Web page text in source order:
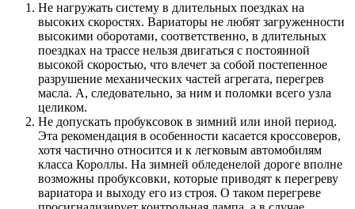
Не нагружать систему в длительных поездках на
высоких скоростях. Вариаторы не любят загруженности
высокими оборотами, соответственно, в длительных
поездках на трассе нельзя двигаться с постоянной
высокой скоростью, что влечет за собой постепенное
разрушение механических частей агрегата, перегрев
масла. А, следовательно, за ним и поломки всего узла
целиком.
Не допускать пробуксовок в зимний или иной период.
Эта рекомендация в особенности касается кроссоверов,
хотя частично относится и к легковым автомобилям
класса Короллы. На зимней обледенелой дороге вполне
возможны пробуксовки, которые приводят к перегреву
вариатора и выходу его из строя. О таком перегреве